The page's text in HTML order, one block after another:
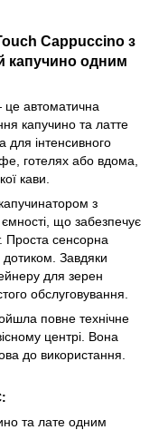
Cappuccino з
капучино одним
автоматична
капучино та латте
інтенсивного
готелях або вдома,
кави.
з
що забезпечує
Проста сенсорна
Завдяки
для зерен
обслуговування.
повне технічне
центрі. Вона
до використання.
та лате одним